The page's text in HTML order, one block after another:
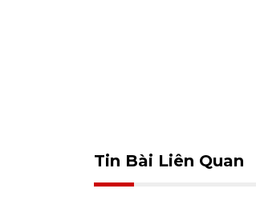
Tin Bài Liên Quan